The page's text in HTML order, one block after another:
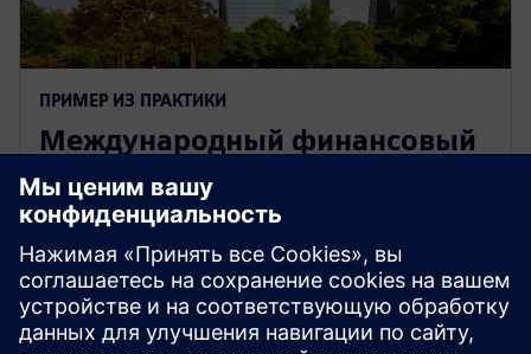
ПРИМЕР ИЗ ПРАКТИКИ
Международный финансовый
центр
IFC Seoul, знаковый многофункциональный
комплекс Южной Кореи, сотрудничает с Siemens в
целях оптимизации эксплуатационных